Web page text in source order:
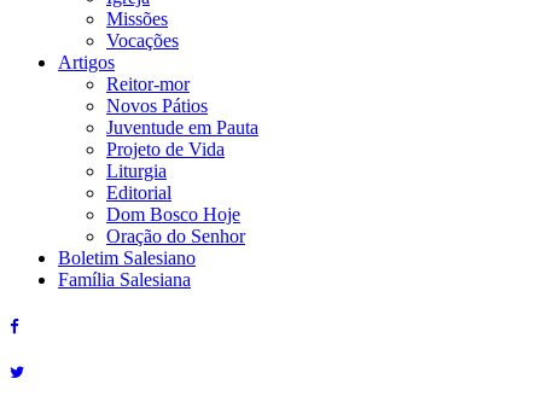
Missões
Vocações
Artigos
Reitor-mor
Novos Pátios
Juventude em Pauta
Projeto de Vida
Liturgia
Editorial
Dom Bosco Hoje
Oração do Senhor
Boletim Salesiano
Família Salesiana